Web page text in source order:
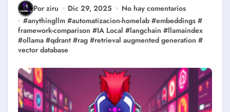
Por ziru Dic 29, 2025
No hay comentarios
#anythingllm #automatizacion-homelab #embeddings #
framework-comparison #IA Local #langchain #llamaindex
#ollama #qdrant #rag #retrieval augmented generation #
vector database